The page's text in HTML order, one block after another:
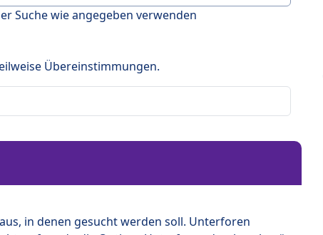
Suche wie angegeben verwenden
Übereinstimmungen.
in denen gesucht werden soll. Unterforen